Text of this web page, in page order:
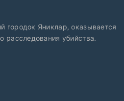
городок Яниклар, оказывается
расследования убийства.